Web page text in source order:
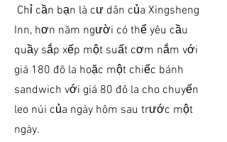
Chỉ cần bạn là cư dân của Xingsheng
Inn, hơn năm người có thể yêu cầu
quầy sắp xếp một suất cơm nắm với
giá 180 đô la hoặc một chiếc bánh
sandwich với giá 80 đô la cho chuyến
leo núi của ngày hôm sau trước một
ngày.